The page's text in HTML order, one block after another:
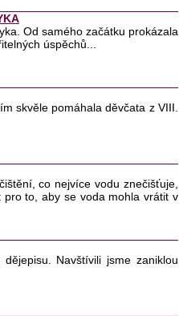
Od samého začátku prokázala
úspěchů...
skvěle pomáhala děvčata z VIII.
co nejvíce vodu znečišťuje,
to, aby se voda mohla vrátit v
Navštívili jsme zaniklou